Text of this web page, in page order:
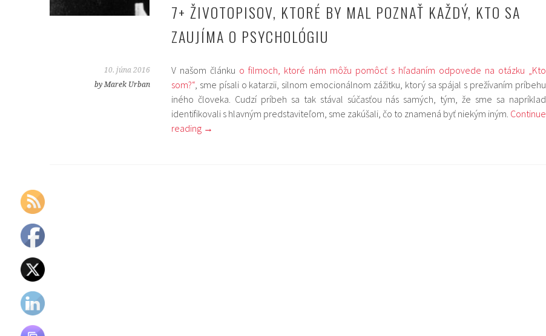
7+ ŽIVOTOPISOV, KTORÉ BY MAL POZNAŤ KAŽDÝ, KTO SA
ZAUJÍMA O PSYCHOLÓGIU
10. júna 2016
by Marek Urban
V našom článku o filmoch, ktoré nám môžu pomôcť s hľadaním odpovede na otázku „Kto
som?“ , sme písali o katarzii, silnom emocionálnom zážitku, ktorý sa spájal s prežívaním príbehu
iného človeka. Cudzí príbeh sa tak stával súčasťou nás samých, tým, že sme sa napríklad
identifikovali s hlavným predstaviteľom, sme zakúšali, čo to znamená byť niekým iným. Continue
reading →